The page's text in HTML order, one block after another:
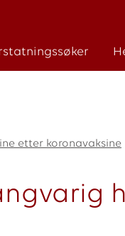
etter koronavaksine